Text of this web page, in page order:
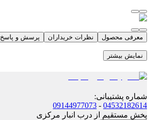
معرفی محصول نظرات خریداران پرسش و پاسخ
نمایش بیشتر
شماره پشتیبانی:
04532182614
-
09144977073
پخش مستقیم از درب انبار مرکزی